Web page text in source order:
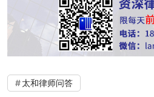
太和律师问答